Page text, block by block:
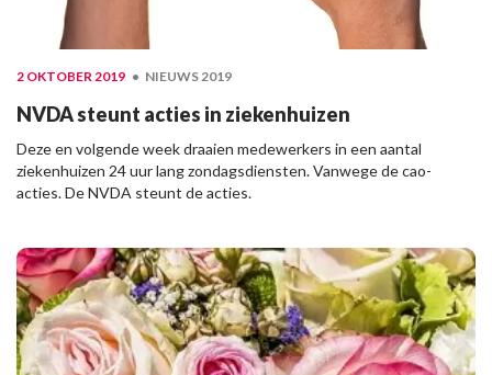
2 OKTOBER 2019 NIEUWS 2019
NVDA steunt acties in ziekenhuizen
Deze en volgende week draaien medewerkers in een aantal
ziekenhuizen 24 uur lang zondagsdiensten. Vanwege de cao-
acties. De NVDA steunt de acties.